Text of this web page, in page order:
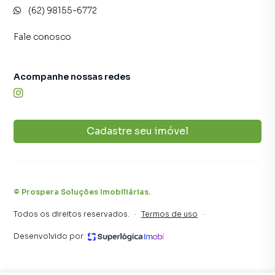
consequência uma maior chance de vender ou alugar seu
programadores, corretores treinados e uma central de
(62) 98155-6772
Fale conosco
Cadastre seu imóvel
Acompanhe nossas redes
© Prospera Soluções Imobiliárias.
Todos os direitos reservados. · Termos de uso ·
Desenvolvido por